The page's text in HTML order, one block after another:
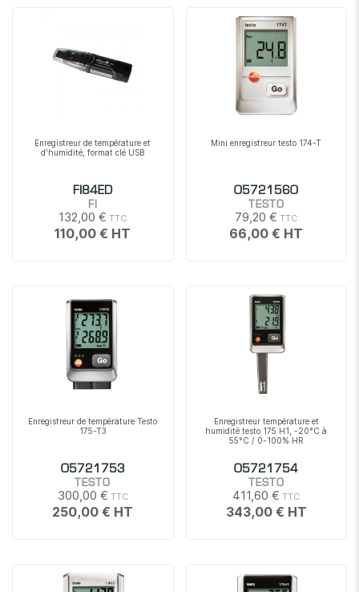
Enregistreur de température et
d'humidité, format clé USB
FI84ED
FI
132,00 €
110,00 €
Mini enregistreur testo 174-T
05721560
TESTO
79,20 €
66,00 €
Enregistreur de température Testo
175-T3
05721753
TESTO
300,00 €
250,00 €
Enregistreur température et
humidité testo 175 H1, -20°C à
55°C / 0-100% HR
05721754
TESTO
411,60 €
343,00 €